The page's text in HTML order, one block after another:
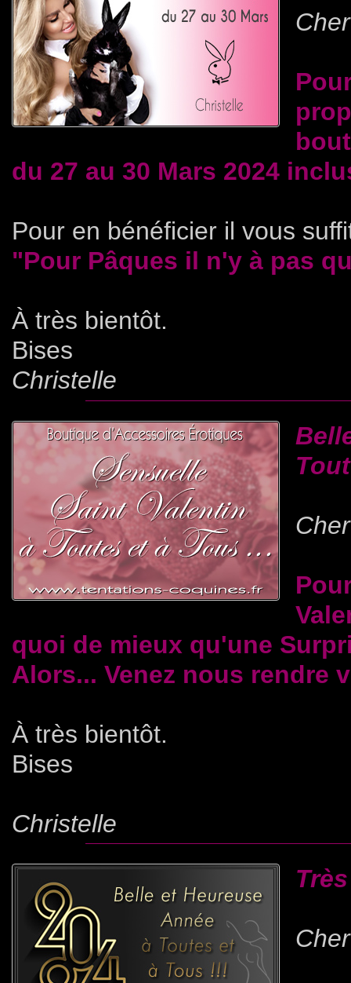
du 27 au 30 Mars 2024
Pour en bénéficier il vous
"Pour Pâques il n'y à pas
À très bientôt.
Bises
Christelle
quoi de mieux qu'une
Alors... Venez nous rendre
À très bientôt.
Bises
Christelle